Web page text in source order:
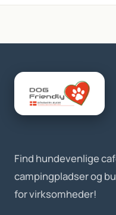
Find hundevenlige
campingpladser og
for virksomheder!